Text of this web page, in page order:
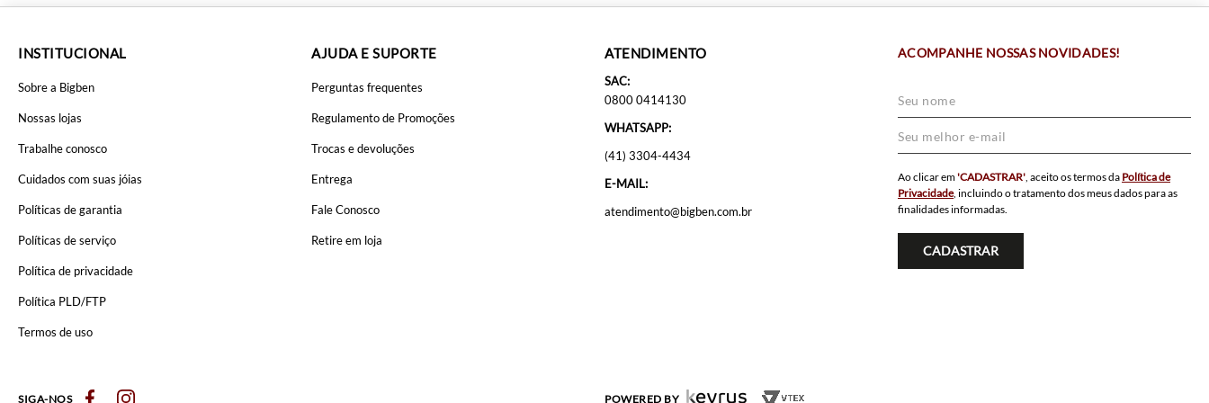
INSTITUCIONAL
Sobre a Bigben
Nossas lojas
Trabalhe conosco
Cuidados com suas jóias
Políticas de garantia
Políticas de serviço
Política de privacidade
Política PLD/FTP
Termos de uso
AJUDA E SUPORTE
Perguntas frequentes
Regulamento de Promoções
Trocas e devoluções
Entrega
Fale Conosco
Retire em loja
ATENDIMENTO
SAC:
0800 0414130
WHATSAPP:
(41) 3304-4434
E-MAIL:
atendimento@bigben.com.br
ACOMPANHE NOSSAS NOVIDADES!
Ao clicar em'CADASTRAR', aceito os termos da Política de
Privacidade, incluindo o tratamento dos meus dados para as
finalidades informadas.
CADASTRAR
SIGA-NOS POWERED BY